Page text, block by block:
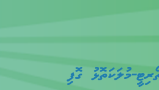
މުލަކަތޮޅު ގޮފި